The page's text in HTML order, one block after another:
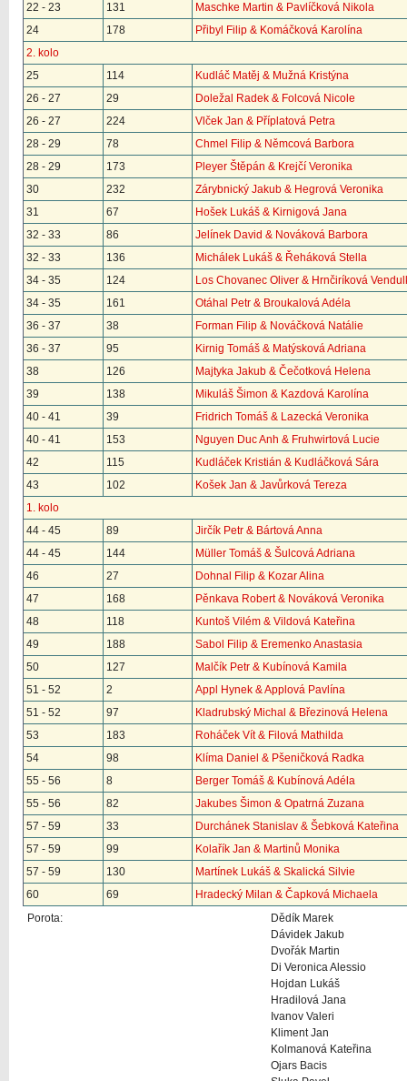
22 - 23
131
Maschke Martin & Pavlíčková Nikola
24
178
Přibyl Filip & Komáčková Karolína
2. kolo
25
114
Kudláč Matěj & Mužná Kristýna
26 - 27
29
Doležal Radek & Folcová Nicole
26 - 27
224
Vlček Jan & Příplatová Petra
28 - 29
78
Chmel Filip & Němcová Barbora
28 - 29
173
Pleyer Štěpán & Krejčí Veronika
30
232
Zárybnický Jakub & Hegrová Veronika
31
67
Hošek Lukáš & Kirnigová Jana
32 - 33
86
Jelínek David & Nováková Barbora
32 - 33
136
Michálek Lukáš & Řeháková Stella
34 - 35
124
Los Chovanec Oliver & Hrnčiríková
34 - 35
161
Otáhal Petr & Broukalová Adéla
36 - 37
38
Forman Filip & Nováčková Natálie
36 - 37
95
Kirnig Tomáš & Matýsková Adriana
38
126
Majtyka Jakub & Čečotková Helena
39
138
Mikuláš Šimon & Kazdová Karolína
40 - 41
39
Fridrich Tomáš & Lazecká Veronika
40 - 41
153
Nguyen Duc Anh & Fruhwirtová Lucie
42
115
Kudláček Kristián & Kudláčková Sára
43
102
Košek Jan & Javůrková Tereza
1. kolo
44 - 45
89
Jirčík Petr & Bártová Anna
44 - 45
144
Müller Tomáš & Šulcová Adriana
46
27
Dohnal Filip & Kozar Alina
47
168
Pěnkava Robert & Nováková Veronika
48
118
Kuntoš Vilém & Vildová Kateřina
49
188
Sabol Filip & Eremenko Anastasia
50
127
Malčík Petr & Kubínová Kamila
51 - 52
2
Appl Hynek & Applová Pavlína
51 - 52
97
Kladrubský Michal & Březinová Helena
53
183
Roháček Vít & Filová Mathilda
54
98
Klíma Daniel & Pšeničková Radka
55 - 56
8
Berger Tomáš & Kubínová Adéla
55 - 56
82
Jakubes Šimon & Opatrná Zuzana
57 - 59
33
Durchánek Stanislav & Šebková Kateřina
57 - 59
99
Kolařík Jan & Martinů Monika
57 - 59
130
Martínek Lukáš & Skalická Silvie
60
69
Hradecký Milan & Čapková Michaela
Porota:
Dědík Marek
Dávidek Jakub
Dvořák Martin
Di Veronica Alessio
Hojdan Lukáš
Hradilová Jana
Ivanov Valeri
Kliment Jan
Kolmanová Kateřina
Ojars Bacis